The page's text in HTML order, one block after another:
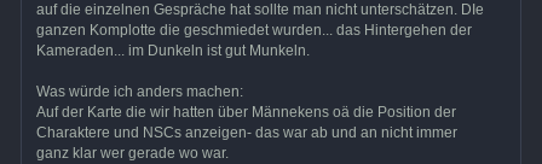
auf die einzelnen Gespräche hat sollte man nicht unterschätzen. DIe
ganzen Komplotte die geschmiedet wurden... das Hintergehen der
Kameraden... im Dunkeln ist gut Munkeln.
Was würde ich anders machen:
Auf der Karte die wir hatten über Männekens oä die Position der
Charaktere und NSCs anzeigen- das war ab und an nicht immer
ganz klar wer gerade wo war.